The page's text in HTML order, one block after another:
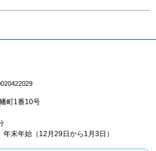
町1番10号
末年始（12月29日から1月3日）